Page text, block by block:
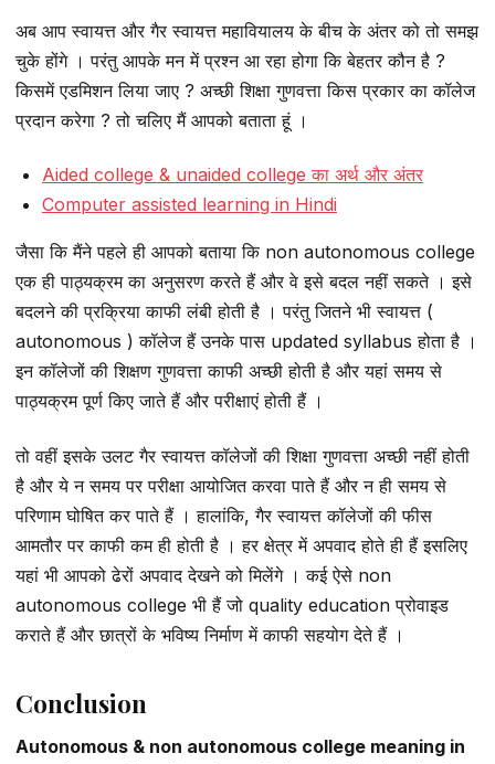
अब आप स्वायत्त और गैर स्वायत्त महावियालय के बीच के अंतर को तो समझ
चुके होंगे । परंतु आपके मन में प्रश्न आ रहा होगा कि बेहतर कौन है ?
किसमें एडमिशन लिया जाए ? अच्छी शिक्षा गुणवत्ता किस प्रकार का कॉलेज
प्रदान करेगा ? तो चलिए मैं आपको बताता हूं ।
Aided college & unaided college का अर्थ और अंतर
Computer assisted learning in Hindi
जैसा कि मैंने पहले ही आपको बताया कि non autonomous college
एक ही पाठ्यक्रम का अनुसरण करते हैं और वे इसे बदल नहीं सकते । इसे
बदलने की प्रक्रिया काफी लंबी होती है । परंतु जितने भी स्वायत्त (
autonomous ) कॉलेज हैं उनके पास updated syllabus होता है ।
इन कॉलेजों की शिक्षण गुणवत्ता काफी अच्छी होती है और यहां समय से
पाठ्यक्रम पूर्ण किए जाते हैं और परीक्षाएं होती हैं ।
तो वहीं इसके उलट गैर स्वायत्त कॉलेजों की शिक्षा गुणवत्ता अच्छी नहीं होती
है और ये न समय पर परीक्षा आयोजित करवा पाते हैं और न ही समय से
परिणाम घोषित कर पाते हैं । हालांकि, गैर स्वायत्त कॉलेजों की फीस
आमतौर पर काफी कम ही होती है । हर क्षेत्र में अपवाद होते ही हैं इसलिए
यहां भी आपको ढेरों अपवाद देखने को मिलेंगे । कई ऐसे non
autonomous college भी हैं जो quality education प्रोवाइड
कराते हैं और छात्रों के भविष्य निर्माण में काफी सहयोग देते हैं ।
Conclusion
Autonomous & non autonomous college meaning in